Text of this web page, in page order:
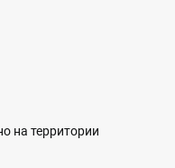
на территории